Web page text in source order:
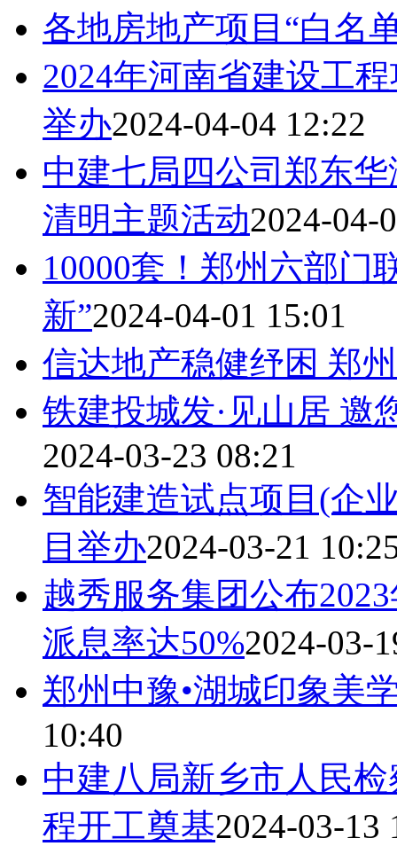
各地房地产项目“白名
2024年河南省建设工
举办2024-04-04 12:22
中建七局四公司郑东
清明主题活动2024-04-
10000套！郑州六部门
新”2024-04-01 15:01
信达地产稳健纾困 郑
铁建投城发·见山居 邀
2024-03-23 08:21
智能建造试点项目(企
目举办2024-03-21
越秀服务集团公布
派息率达50%2024-03-
郑州中豫•湖城印象美
10:40
中建八局新乡市人民
程开工奠基2024-03-13